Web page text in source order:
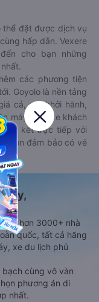
thể đặt được dịch vụ
hấp dẫn. Vexere
cho bạn những
các phương tiện
Goyolo là nền tảng
cả, giờ khởi hành,
máy bay, xe khách
liên kết trực tiếp với
luôn đảm bảo có vé
bay,
với hơn 3000+ nhà
quốc, tất cả hãng
xe du lịch phủ
cùng vô vàn
phương án di
nhất.